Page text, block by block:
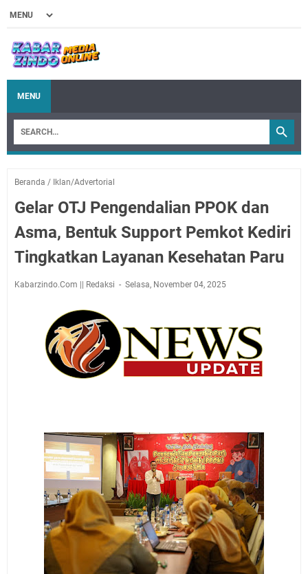
MENU
Beranda / Iklan/Advertorial
Gelar OTJ Pengendalian PPOK dan
Asma, Bentuk Support Pemkot Kediri
Tingkatkan Layanan Kesehatan Paru
Kabarzindo.Com || Redaksi Selasa, November 04, 2025